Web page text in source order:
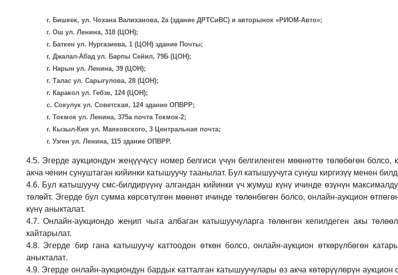
г. Бишкек, ул. Чохана Валиханова, 2а (здание ДРТСиВС) и авторынок «РИОМ-Авто»;
г. Ош ул. Ленина, 318 (ЦОН);
г. Баткен ул. Нургазиева, 1 (ЦОН) здание Почты;
г. Джалал-Абад ул. Барпы Сейил, 79Б (ЦОН);
г. Нарын ул. Ленина, 39 (ЦОН);
г. Талас ул. Сарыгулова, 28 (ЦОН);
г. Каракол ул. Гебзе, 124 (ЦОН);
с. Сокулук ул. Советская, 124 здание ОПВРР;
г. Токмок ул. Ленина, 375а почта Токмок-2;
г. Кызыл-Кия ул. Маяковского, 3 Центральная почта;
г. Узген ул. Ленина, 115 здание ОПВРР.
4.5. Эгерде аукциондун жеңүүчүсү номер белгиси үчүн белгиленген мөөнөттө төлөбөгөн
акча ченин сунуштаган кийинки катышуучу таанылат. Бул катышуучуга сунуш киргизүү менен
4.6. Бул катышуучу смс-билдирүүнү алгандан кийинки үч жумуш күнү ичинде өзүнүн
төлөйт. Эгерде бул сумма көрсөтүлгөн мөөнөт ичинде төлөнбөгөн болсо, онлайн-аукцион
күнү аныкталат.
4.7. Онлайн-аукциондо жеңип чыга албаган катышуучуларга төлөнгөн кепилдеген акы
кайтарылат.
4.8. Эгерде бир гана катышуучу каттоодон өткөн болсо, онлайн-аукцион өткөрүлбөгөн
аныкталат.
4.9. Эгерде онлайн-аукциондун бардык катталган катышуучулары өз акча көтөрүүлөрүн